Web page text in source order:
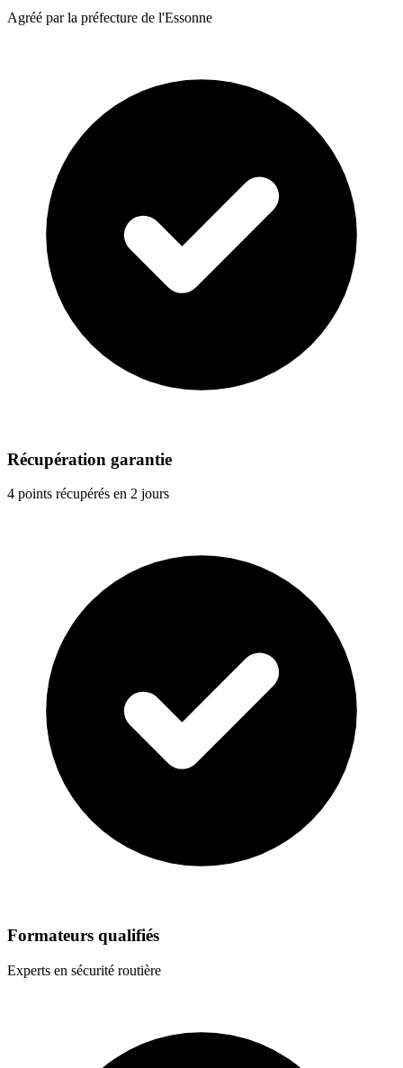
Agréé par la préfecture de l'Essonne
Récupération garantie
4 points récupérés en 2 jours
Formateurs qualifiés
Experts en sécurité routière